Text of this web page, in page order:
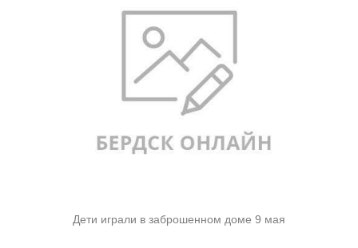
Дети играли в заброшенном доме 9 мая